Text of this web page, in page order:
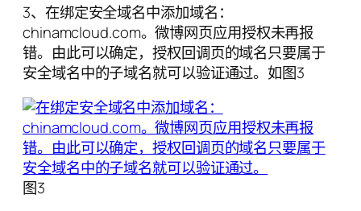
3、在绑定安全域名中添加域名：
chinamcloud.com。微博网页应用授权未再报
错。由此可以确定，授权回调页的域名只要属于
安全域名中的子域名就可以验证通过。如图3
图3